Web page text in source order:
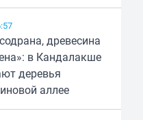
древесина
в Кандалакше
деревья
аллее